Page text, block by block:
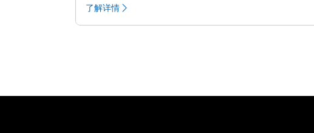
了解详情